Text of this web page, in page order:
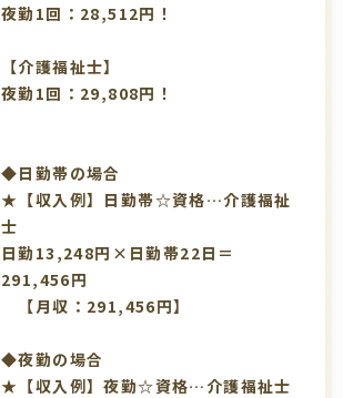
夜勤1回：28,512円！
【介護福祉士】
夜勤1回：29,808円！
◆日勤帯の場合
★【収入例】日勤帯☆資格…介護福祉
士
日勤13,248円×日勤帯22日＝
291,456円
【月収：291,456円】
◆夜勤の場合
★【収入例】夜勤☆資格…介護福祉士